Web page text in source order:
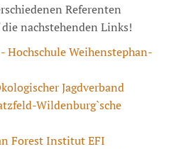
Referenten
nachstehenden Links!
Hochschule Weihenstephan-
Jagdverband
Wildenburg`sche
Forest Institut EFI